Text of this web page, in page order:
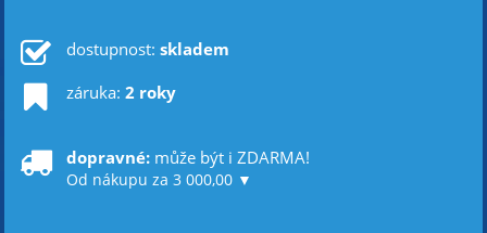
dostupnost: skladem
záruka: 2 roky
dopravné: může být i ZDARMA!
Od nákupu za 3 000,00 ▼